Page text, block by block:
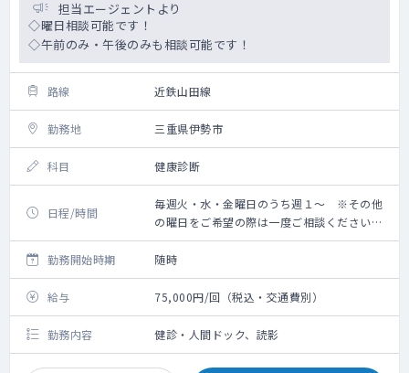
担当エージェントより
◇曜日相談可能です！
◇午前のみ・午後のみも相談可能です！
路線 近鉄山田線
勤務地 三重県伊勢市
科目 健康診断
日程/時間
毎週火・水・金曜日のうち週１～ ※その他
の曜日をご希望の際は一度ご相談ください
8:30～17:00
勤務開始時期
随時
給与 75,000円/回（税込・交通費別）
勤務内容 健診・人間ドック、読影